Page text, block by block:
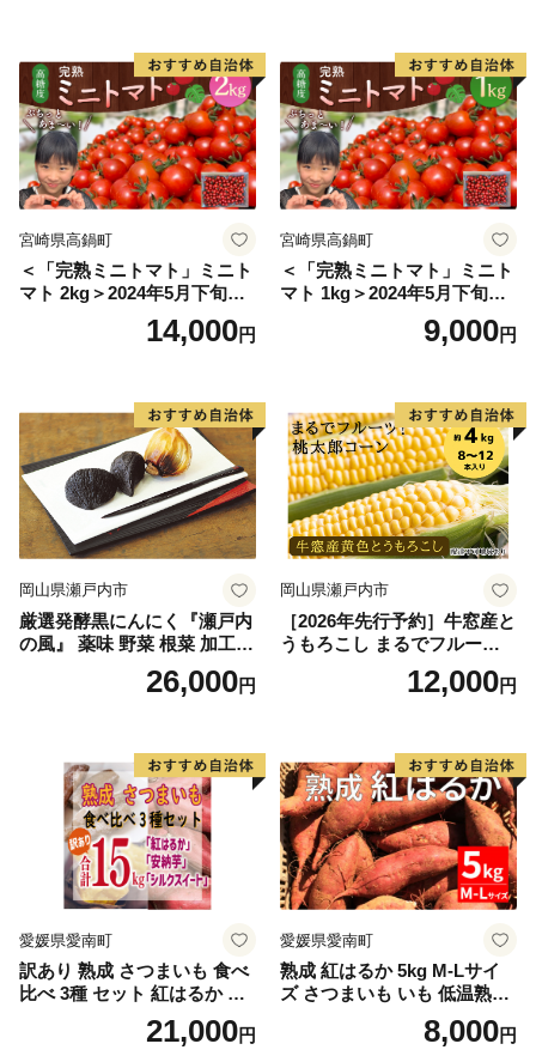
宮崎県高鍋町
＜「完熟ミニトマト」ミニト
マト 2kg＞2024年5月下旬迄
に順次出荷 野菜ソムリエサ
ミット アルル・リリカ共に
県 高鍋町産 産地直送 有機肥
料使用 高糖度 西森農園
14,000円
宮崎県高鍋町
＜「完熟ミニトマト」ミニト
マト 1kg＞2024年5月下旬迄
に順次出荷 野菜ソムリエサ
ミット アルル・リリカ共に
県 高鍋町産 産地直送 有機肥
料使用 高糖度 西森農園
9,000円
岡山県瀬戸内市
厳選発酵黒にんにく『瀬戸内
の風』 薬味 野菜 根菜 加工食
26,000円
岡山県瀬戸内市
［2026年先行予約］牛窓産と
うもろこし まるでフルー
ツ！最高糖度25度超え 生で
甘い、茹でて美味い！ 黄色
野菜
12,000円
愛媛県愛南町
訳あり 熟成 さつまいも 食べ
比べ 3種 セット 紅はるか 安
納芋 シルクスイート 合計 15
kg サイズ混合 サツマイモ 焼
21,000円
愛媛県愛南町
熟成 紅はるか 5kg M-Lサイ
ズ さつまいも いも 低温熟成
完全熟成収穫 甘い 糖度 焼き
芋 やきいも スイートポテト
8,000円